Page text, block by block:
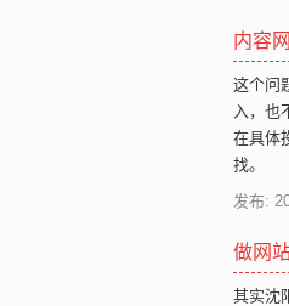
内容
这个问
入，也
在具体
找。
发布:
做网
其实沈